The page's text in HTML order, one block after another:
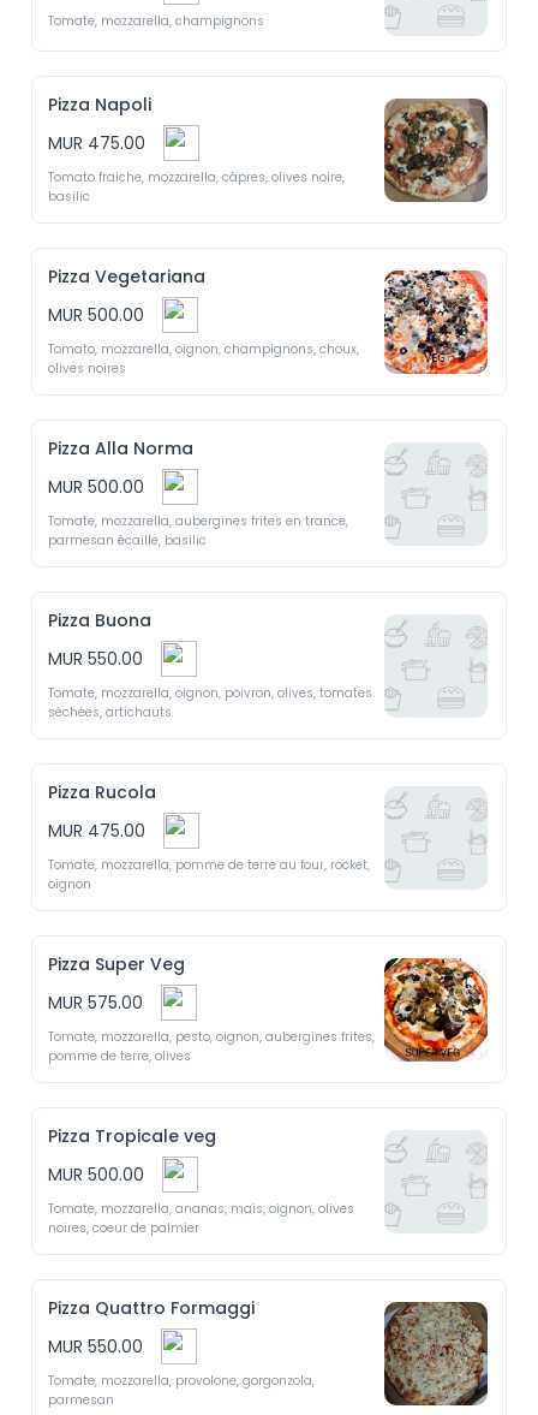
Pizza Napoli
MUR 475.00
Tomato fraiche, mozzarella, câpres, olives noire,
Pizza Vegetariana
MUR 500.00
Tomato, mozzarella, oignon, champignons, choux,
Pizza Alla Norma
MUR 500.00
Tomate, mozzarella, aubergines frites en trance,
Pizza Buona
MUR 550.00
Tomate, mozzarella, oignon, poivron, olives, tomates
Pizza Rucola
MUR 475.00
Tomate, mozzarella, pomme de terre au four, rocket,
oignon
Pizza Super Veg
MUR 575.00
Tomate, mozzarella, pesto, oignon, aubergines frites,
Pizza Tropicale veg
MUR 500.00
Tomate, mozzarella, ananas, maïs, oignon, olives
Pizza Quattro Formaggi
MUR 550.00
Tomate, mozzarella, provolone, gorgonzola,
parmesan